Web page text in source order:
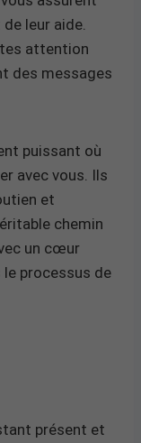
leur aide.
attention
des messages
puissant où
avec vous. Ils
et
chemin
un cœur
processus de
présent et